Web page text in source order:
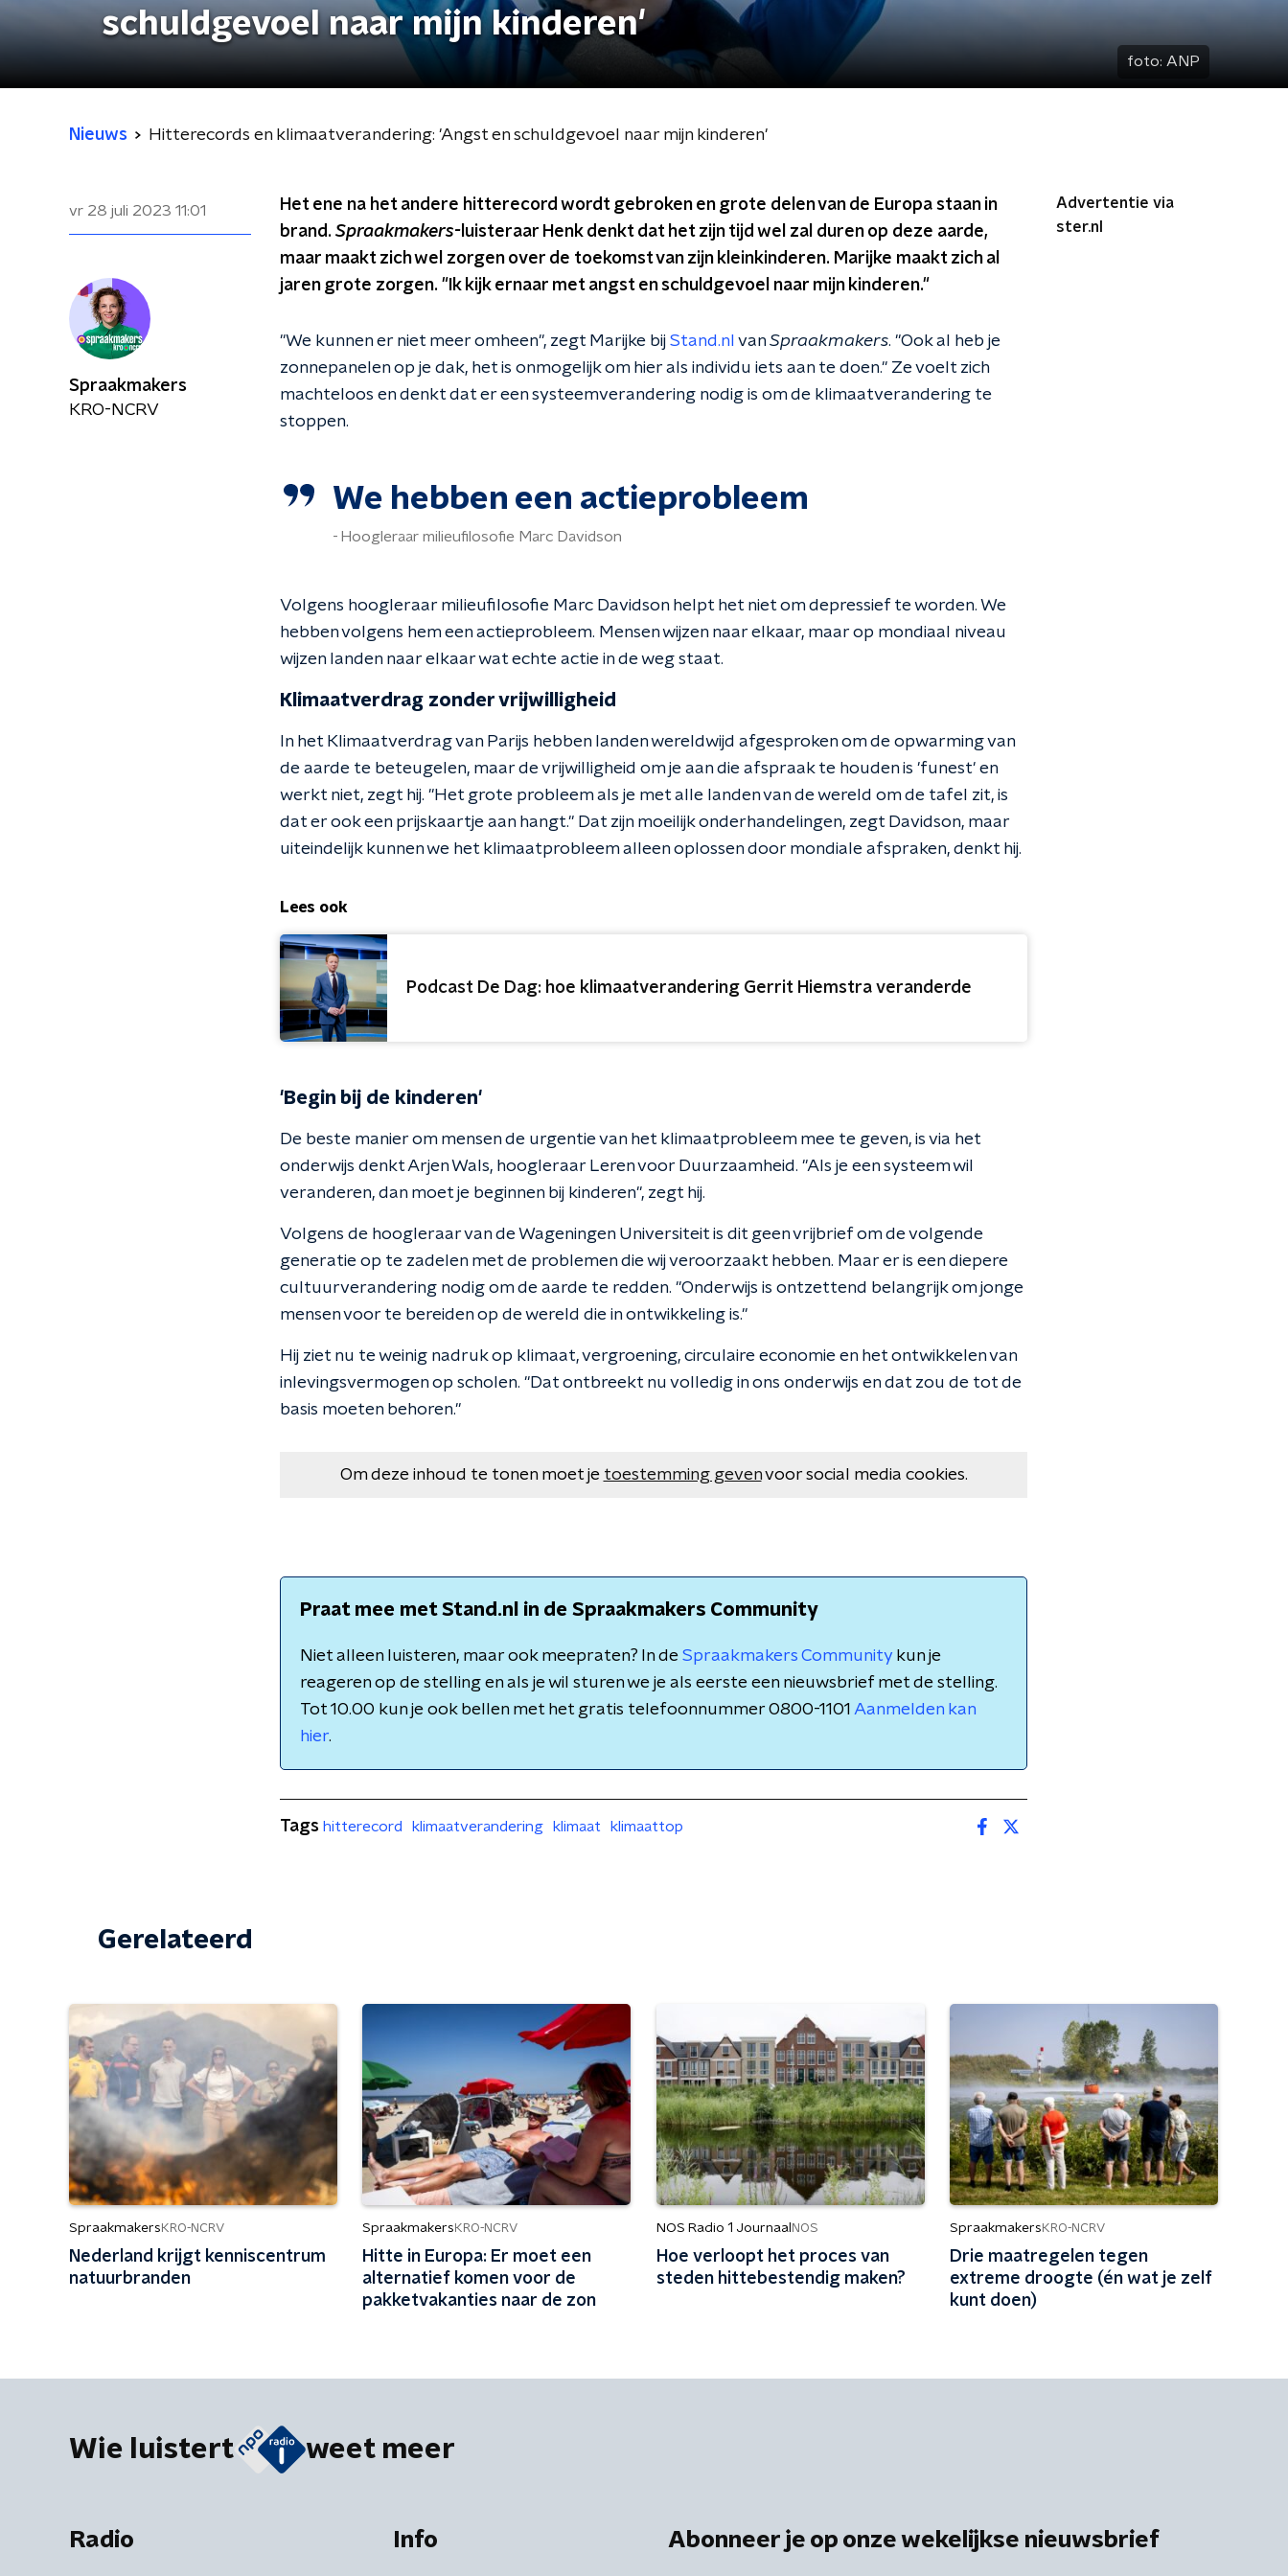
schuldgevoel naar mijn kinderen'
foto: ANP
Nieuws Hitterecords en klimaatverandering: 'Angst en schuldgevoel naar mijn kinderen'
vr 28 juli 2023 11:01
Het ene na het andere hitterecord wordt gebroken en grote delen van de Europa staan in
brand. Spraakmakers- luisteraar Henk denkt dat het zijn tijd wel zal duren op deze aarde,
maar maakt zich wel zorgen over de toekomst van zijn kleinkinderen. Marijke maakt zich al
jaren grote zorgen. "Ik kijk ernaar met angst en schuldgevoel naar mijn kinderen."
"We kunnen er niet meer omheen", zegt Marijke bij Stand.nl vanSpraakmakers. "Ook al heb je
zonnepanelen op je dak, het is onmogelijk om hier als individu iets aan te doen." Ze voelt zich
machteloos en denkt dat er een systeemverandering nodig is om de klimaatverandering te
stoppen.
We hebben een actieprobleem
Hoogleraar milieufilosofie Marc Davidson
Volgens hoogleraar milieufilosofie Marc Davidson helpt het niet om depressief te worden. We
hebben volgens hem een actieprobleem. Mensen wijzen naar elkaar, maar op mondiaal niveau
wijzen landen naar elkaar wat echte actie in de weg staat.
Klimaatverdrag zonder vrijwilligheid
In het Klimaatverdrag van Parijs hebben landen wereldwijd afgesproken om de opwarming van
de aarde te beteugelen, maar de vrijwilligheid om je aan die afspraak te houden is 'funest' en
werkt niet, zegt hij. "Het grote probleem als je met alle landen van de wereld om de tafel zit, is
dat er ook een prijskaartje aan hangt." Dat zijn moeilijk onderhandelingen, zegt Davidson, maar
uiteindelijk kunnen we het klimaatprobleem alleen oplossen door mondiale afspraken, denkt hij.
Lees ook
Podcast De Dag: hoe klimaatverandering Gerrit Hiemstra veranderde
'Begin bij de kinderen'
De beste manier om mensen de urgentie van het klimaatprobleem mee te geven, is via het
onderwijs denkt Arjen Wals, hoogleraar Leren voor Duurzaamheid. "Als je een systeem wil
veranderen, dan moet je beginnen bij kinderen", zegt hij.
Volgens de hoogleraar van de Wageningen Universiteit is dit geen vrijbrief om de volgende
generatie op te zadelen met de problemen die wij veroorzaakt hebben. Maar er is een diepere
cultuurverandering nodig om de aarde te redden. "Onderwijs is ontzettend belangrijk om jonge
mensen voor te bereiden op de wereld die in ontwikkeling is."
Hij ziet nu te weinig nadruk op klimaat, vergroening, circulaire economie en het ontwikkelen van
inlevingsvermogen op scholen. "Dat ontbreekt nu volledig in ons onderwijs en dat zou de tot de
basis moeten behoren."
Om deze inhoud te tonen moet je toestemming gevenvoor social media cookies.
Praat mee met Stand.nl in de Spraakmakers Community
Niet alleen luisteren, maar ook meepraten? In de Spraakmakers Community kun je
reageren op de stelling en als je wil sturen we je als eerste een nieuwsbrief met de stelling.
Tot 10.00 kun je ook bellen met het gratis telefoonnummer 0800-1101 Aanmelden kan
hier.
Advertentie via
ster.nl
Spraakmakers
KRO-NCRV
Tags hitterecord klimaatverandering klimaat klimaattop
Gerelateerd
Spraakmakers KRO-NCRV
Nederland krijgt kenniscentrum
natuurbranden
Spraakmakers KRO-NCRV
Hitte in Europa: Er moet een
alternatief komen voor de
pakketvakanties naar de zon
NOS Radio 1 Journaal NOS
Hoe verloopt het proces van
steden hittebestendig maken?
Spraakmakers KRO-NCRV
Drie maatregelen tegen
extreme droogte (én wat je zelf
kunt doen)
Wie luistert weet meer
Radio Info Abonneer je op onze wekelijkse nieuwsbrief